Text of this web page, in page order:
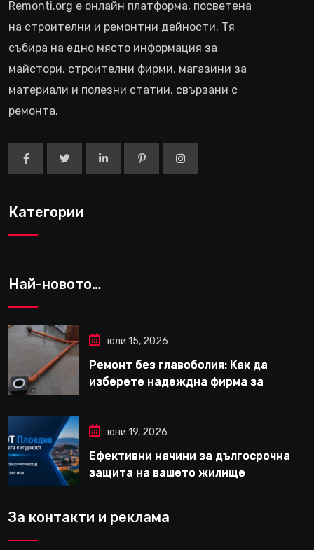
Remonti.org е онлайн платформа, посветена
на строителни и ремонтни дейности. Тя
събира на едно място информация за
майстори, строителни фирми, магазини за
материали и полезни статии, свързани с
ремонта.
Категории
Най-новото…
юли 15, 2026
Ремонт без главоболия: Как да
изберете надеждна фирма за
юни 19, 2026
Ефективни начини за дългосрочна
защита на вашето жилище
За контакти и реклама